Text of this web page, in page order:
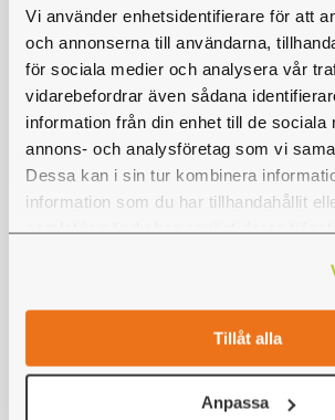
Vi använder enhetsidentifierare för att
och annonserna till användarna,
för sociala medier och analysera vår
vidarebefordrar även sådana
information från din enhet till de sociala
annons- och analysföretag som vi
Dessa kan i sin tur kombinera
information som du har tillhandahållit
samlat in när du har använt deras
Tillåt alla
Anpassa
tjänster för att säkerställa att vi
med aktörer som efterlever de
rättigheterna och tillhandahåller
arbetsvillkor.
Åpenhetsloven
Høyt og Lavt gruppen köper och
varor och tjänster såväl
internationellt. Som en större
efterleva de mänskliga